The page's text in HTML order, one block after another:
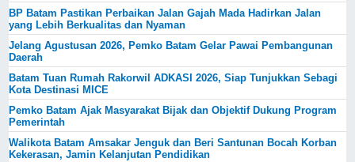
BP Batam Pastikan Perbaikan Jalan Gajah Mada Hadirkan Jalan
yang Lebih Berkualitas dan Nyaman
Jelang Agustusan 2026, Pemko Batam Gelar Pawai Pembangunan
Daerah
Batam Tuan Rumah Rakorwil ADKASI 2026, Siap Tunjukkan Sebagi
Kota Destinasi MICE
Pemko Batam Ajak Masyarakat Bijak dan Objektif Dukung Program
Pemerintah
Walikota Batam Amsakar Jenguk dan Beri Santunan Bocah Korban
Kekerasan, Jamin Kelanjutan Pendidikan